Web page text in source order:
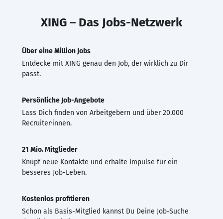
XING – Das Jobs-Netzwerk
Über eine Million Jobs
Entdecke mit XING genau den Job, der wirklich zu Dir
passt.
Persönliche Job-Angebote
Lass Dich finden von Arbeitgebern und über 20.000
Recruiter·innen.
21 Mio. Mitglieder
Knüpf neue Kontakte und erhalte Impulse für ein
besseres Job-Leben.
Kostenlos profitieren
Schon als Basis-Mitglied kannst Du Deine Job-Suche